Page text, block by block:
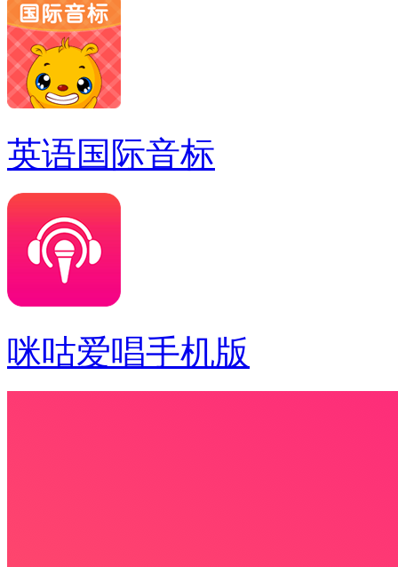
英语国际音标
咪咕爱唱手机版